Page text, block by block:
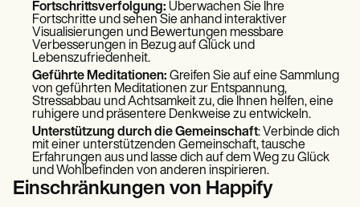
Fortschrittsverfolgung: Überwachen Sie Ihre
Fortschritte und sehen Sie anhand interaktiver
Visualisierungen und Bewertungen messbare
Verbesserungen in Bezug auf Glück und
Lebenszufriedenheit.
Geführte Meditationen: Greifen Sie auf eine Sammlung
von geführten Meditationen zur Entspannung,
Stressabbau und Achtsamkeit zu, die Ihnen helfen, eine
ruhigere und präsentere Denkweise zu entwickeln.
Unterstützung durch die Gemeinschaft: Verbinde dich
mit einer unterstützenden Gemeinschaft, tausche
Erfahrungen aus und lasse dich auf dem Weg zu Glück
und Wohlbefinden von anderen inspirieren.
Einschränkungen von Happify